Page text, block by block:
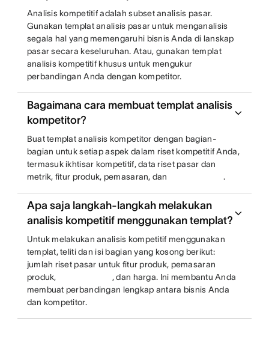
Analisis kompetitif adalah subset analisis pasar.
Gunakan templat analisis pasar untuk menganalisis
segala hal yang memengaruhi bisnis Anda di lanskap
pasar secara keseluruhan. Atau, gunakan templat
analisis kompetitif khusus untuk mengukur
perbandingan Anda dengan kompetitor.
Bagaimana cara membuat templat analisis
kompetitor?
Buat templat analisis kompetitor dengan bagian-
bagian untuk setiap aspek dalam riset kompetitif Anda,
termasuk ikhtisar kompetitif, data riset pasar dan
metrik, fitur produk, pemasaran, dan
.
Apa saja langkah-langkah melakukan
analisis kompetitif menggunakan templat?
Untuk melakukan analisis kompetitif menggunakan
templat, teliti dan isi bagian yang kosong berikut:
jumlah riset pasar untuk fitur produk, pemasaran
produk,
, dan harga. Ini membantu Anda
membuat perbandingan lengkap antara bisnis Anda
dan kompetitor.